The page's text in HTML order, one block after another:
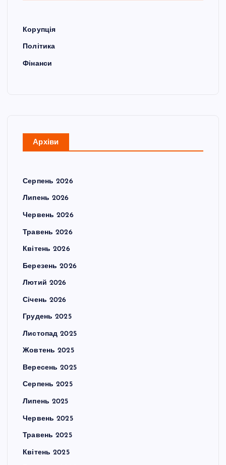
Корупція
Політика
Фінанси
Архіви
Серпень 2026
Липень 2026
Червень 2026
Травень 2026
Квітень 2026
Березень 2026
Лютий 2026
Січень 2026
Грудень 2025
Листопад 2025
Жовтень 2025
Вересень 2025
Серпень 2025
Липень 2025
Червень 2025
Травень 2025
Квітень 2025